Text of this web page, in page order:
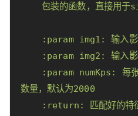
    包装的函数，直接用于sift匹配，方便使用
数量，默认为2000